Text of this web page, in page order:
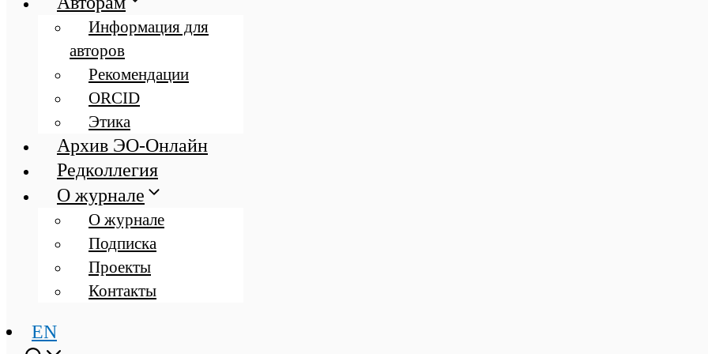
Информация для
авторов
Рекомендации
ORCID
Этика
Архив ЭО-Онлайн
Редколлегия
О журнале
О журнале
Подписка
Проекты
Контакты
EN